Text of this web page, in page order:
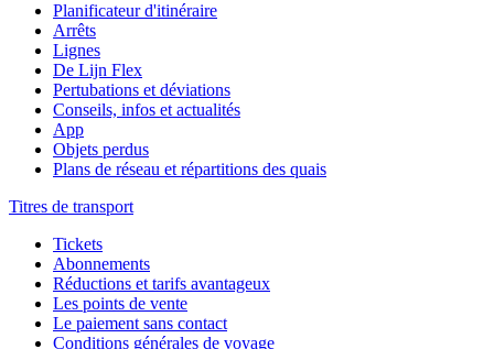
Planificateur d'itinéraire
Arrêts
Lignes
De Lijn Flex
Pertubations et déviations
Conseils, infos et actualités
App
Objets perdus
Plans de réseau et répartitions des quais
Titres de transport
Tickets
Abonnements
Réductions et tarifs avantageux
Les points de vente
Le paiement sans contact
Conditions générales de voyage